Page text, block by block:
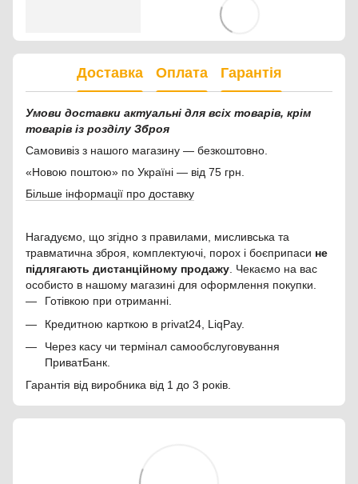
Доставка Оплата Гарантія
Умови доставки актуальні для всіх товарів, крім
товарів із розділу Зброя
Самовивіз з нашого магазину — безкоштовно.
«Новою поштою» по Україні — від 75 грн.
Більше інформації про доставку
Нагадуємо, що згідно з правилами, мисливська та
травматична зброя, комплектуючі, порох і боєприпаси не
підлягають дистанційному продажу . Чекаємо на вас
особисто в нашому магазині для оформлення покупки.
Готівкою при отриманні.
Кредитною карткою в privat24, LiqPay.
Через касу чи термінал самообслуговування
ПриватБанк.
Гарантія від виробника від 1 до 3 років.